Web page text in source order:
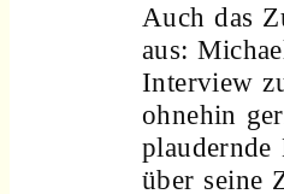
Auch das
aus:
Interview
ohnehin
plaudernde
über seine